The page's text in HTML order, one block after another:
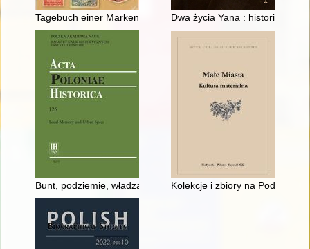
Tagebuch einer Markensammlerin während der Besetzung
Dwa życia Yana : historia Jana
Bunt, podziemie, władza - recenzja]Kolekcje i zbiory na Podlasiu :